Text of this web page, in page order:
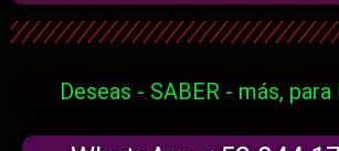
Deseas - SABER - más,